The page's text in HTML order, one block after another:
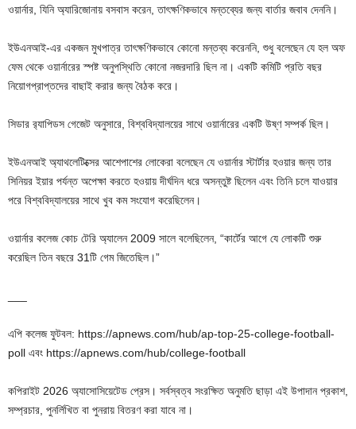
ওয়ার্নার, যিনি অ্যারিজোনায় বসবাস করেন, তাৎক্ষণিকভাবে মন্তব্যের জন্য বার্তার জবাব দেননি।
ইউএনআই-এর একজন মুখপাত্র তাৎক্ষণিকভাবে কোনো মন্তব্য করেননি, শুধু বলেছেন যে হল অফ
ফেম থেকে ওয়ার্নারের স্পষ্ট অনুপস্থিতি কোনো নজরদারি ছিল না। একটি কমিটি প্রতি বছর
নিয়োগপ্রাপ্তদের বাছাই করার জন্য বৈঠক করে।
সিডার র‌্যাপিডস গেজেট অনুসারে, বিশ্ববিদ্যালয়ের সাথে ওয়ার্নারের একটি উষ্ণ সম্পর্ক ছিল।
ইউএনআই অ্যাথলেটিক্সের আশেপাশের লোকেরা বলেছেন যে ওয়ার্নার স্টার্টার হওয়ার জন্য তার
সিনিয়র ইয়ার পর্যন্ত অপেক্ষা করতে হওয়ায় দীর্ঘদিন ধরে অসন্তুষ্ট ছিলেন এবং তিনি চলে যাওয়ার
পরে বিশ্ববিদ্যালয়ের সাথে খুব কম সংযোগ করেছিলেন।
ওয়ার্নার কলেজ কোচ টেরি অ্যালেন 2009 সালে বলেছিলেন, “কার্টের আগে যে লোকটি শুরু
করেছিল তিন বছরে 31টি গেম জিতেছিল।”
এপি কলেজ ফুটবল: https://apnews.com/hub/ap-top-25-college-football-
poll এবং https://apnews.com/hub/college-football
কপিরাইট 2026 অ্যাসোসিয়েটেড প্রেস। সর্বস্বত্ব সংরক্ষিত অনুমতি ছাড়া এই উপাদান প্রকাশ,
সম্প্রচার, পুনর্লিখিত বা পুনরায় বিতরণ করা যাবে না।